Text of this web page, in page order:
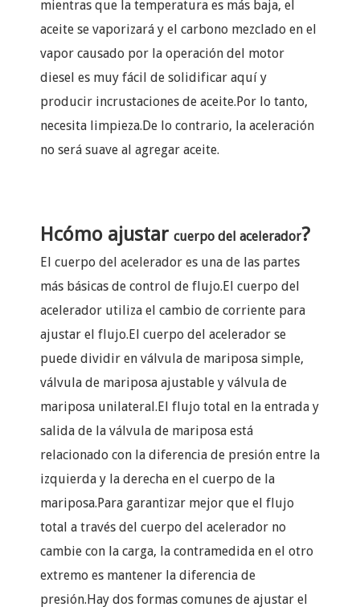
mientras que la temperatura es más baja, el
aceite se vaporizará y el carbono mezclado en el
vapor causado por la operación del motor
diesel es muy fácil de solidificar aquí y
producir incrustaciones de aceite.Por lo tanto,
necesita limpieza.De lo contrario, la aceleración
no será suave al agregar aceite.
H cómo ajustar cuerpo del acelerador?
El cuerpo del acelerador es una de las partes
más básicas de control de flujo.El cuerpo del
acelerador utiliza el cambio de corriente para
ajustar el flujo.El cuerpo del acelerador se
puede dividir en válvula de mariposa simple,
válvula de mariposa ajustable y válvula de
mariposa unilateral.El flujo total en la entrada y
salida de la válvula de mariposa está
relacionado con la diferencia de presión entre la
izquierda y la derecha en el cuerpo de la
mariposa.Para garantizar mejor que el flujo
total a través del cuerpo del acelerador no
cambie con la carga, la contramedida en el otro
extremo es mantener la diferencia de
presión.Hay dos formas comunes de ajustar el